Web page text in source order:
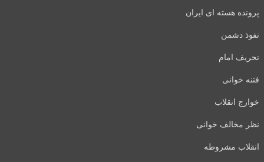
پرونده هسته ای ایران
نفوذ دشمن
تحریف امام
فتنه خوانی
خوارج انقلاب
نظر مخالف خوانی
انقلاب مشروطه